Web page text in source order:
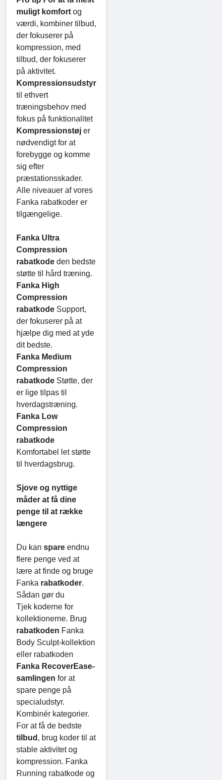
muligt komfort og
værdi, kombiner tilbud,
der fokuserer på
kompression, med
tilbud, der fokuserer
på aktivitet.
Kompressionsudstyr
til ethvert
træningsbehov med
fokus på funktionalitet
Kompressionstøj er
nødvendigt for at
forebygge og komme
sig efter
præstationsskader.
Alle niveauer af vores
Fanka rabatkoder er
tilgængelige.
Fanka Ultra
Compression
rabatkode den bedste
støtte til hård træning.
Fanka High
Compression
rabatkode Support,
der fokuserer på at
hjælpe dig med at yde
dit bedste.
Fanka Medium
Compression
rabatkode Støtte, der
er lige tilpas til
hverdagstræning.
Fanka Low
Compression
rabatkode
Komfortabel let støtte
til hverdagsbrug.
Sjove og nyttige
måder at få dine
penge til at række
længere
Du kan spare endnu
flere penge ved at
lære at finde og bruge
Fanka rabatkoder.
Sådan gør du
Tjek koderne for
kollektionerne. Brug
rabatkoden Fanka
Body Sculpt-kollektion
eller rabatkoden
Fanka RecoverEase-
samlingen for at
spare penge på
specialudstyr.
Kombinér kategorier.
For at få de bedste
tilbud , brug koder til at
stable aktivitet og
kompression. Fanka
Running rabatkode og